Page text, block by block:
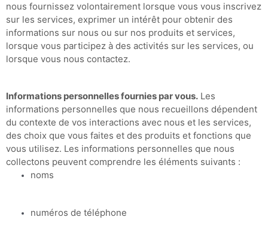
nous fournissez volontairement lorsque vous vous inscrivez
sur les services, exprimer un intérêt pour obtenir des
informations sur nous ou sur nos produits et services,
lorsque vous participez à des activités sur les services, ou
lorsque vous nous contactez.
Informations personnelles fournies par vous. Les
informations personnelles que nous recueillons dépendent
du contexte de vos interactions avec nous et les services,
des choix que vous faites et des produits et fonctions que
vous utilisez. Les informations personnelles que nous
collectons peuvent comprendre les éléments suivants :
noms
numéros de téléphone